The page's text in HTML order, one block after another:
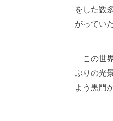
をした数
がっていた
この世
ぶりの光
よう黒門